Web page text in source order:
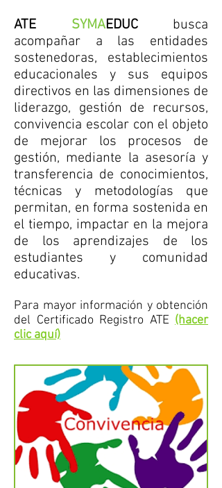
ATE SYMAEDUCbusca
acompañar a las entidades
sostenedoras, establecimientos
educacionales y sus equipos
directivos en las dimensiones de
liderazgo, gestión de recursos,
convivencia escolar con el objeto
de mejorar los procesos de
gestión, mediante la asesoría y
transferencia de conocimientos,
técnicas y metodologías que
permitan, en forma sostenida en
el tiempo, impactar en la mejora
de los aprendizajes de los
estudiantes y comunidad
educativas.
Para mayor información y obtención
del Certificado Registro ATE (hacer
clic aquí)